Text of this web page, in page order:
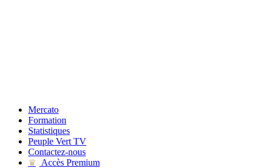
Mercato
Formation
Statistiques
Peuple Vert TV
Contactez-nous
♛
Accès Premium